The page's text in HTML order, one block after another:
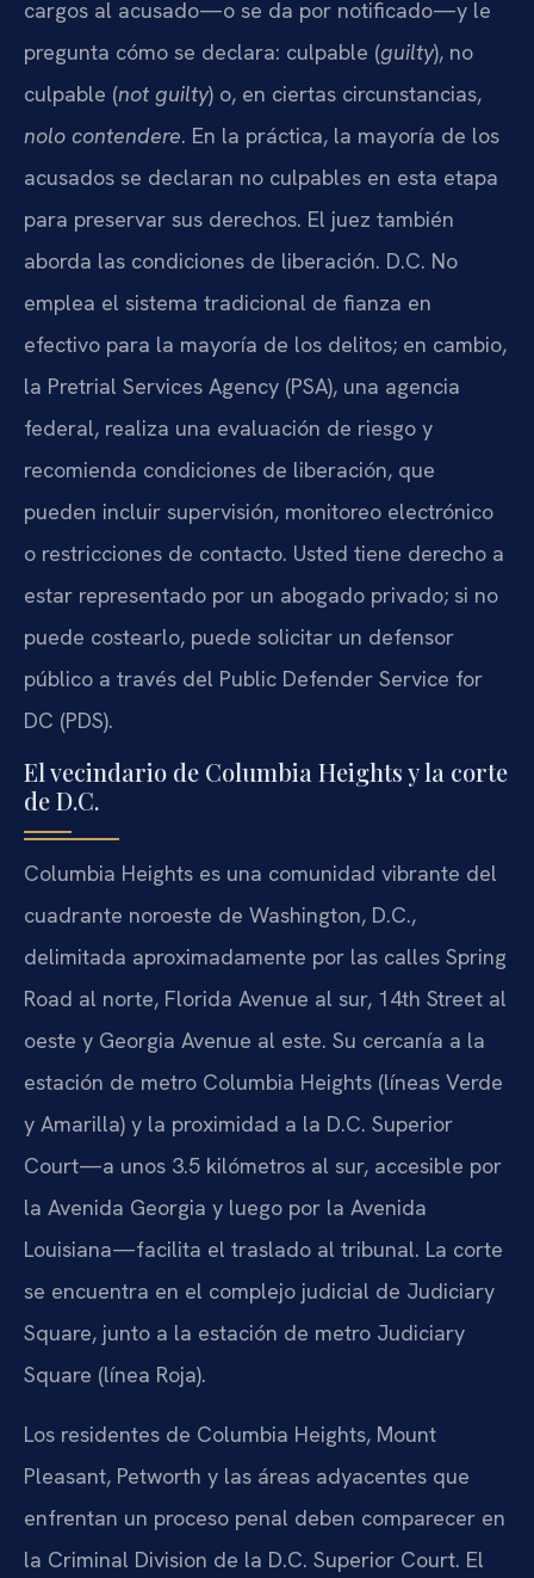
cargos al acusado—o se da por notificado—y le
pregunta cómo se declara: culpable (guilty), no
culpable (not guilty) o, en ciertas circunstancias,
nolo contendere. En la práctica, la mayoría de los
acusados se declaran no culpables en esta etapa
para preservar sus derechos. El juez también
aborda las condiciones de liberación. D.C. No
emplea el sistema tradicional de fianza en
efectivo para la mayoría de los delitos; en cambio,
la Pretrial Services Agency (PSA), una agencia
federal, realiza una evaluación de riesgo y
recomienda condiciones de liberación, que
pueden incluir supervisión, monitoreo electrónico
o restricciones de contacto. Usted tiene derecho a
estar representado por un abogado privado; si no
puede costearlo, puede solicitar un defensor
público a través del Public Defender Service for
DC (PDS).
El vecindario de Columbia Heights y la corte
de D.C.
Columbia Heights es una comunidad vibrante del
cuadrante noroeste de Washington, D.C.,
delimitada aproximadamente por las calles Spring
Road al norte, Florida Avenue al sur, 14th Street al
oeste y Georgia Avenue al este. Su cercanía a la
estación de metro Columbia Heights (líneas Verde
y Amarilla) y la proximidad a la D.C. Superior
Court—a unos 3.5 kilómetros al sur, accesible por
la Avenida Georgia y luego por la Avenida
Louisiana—facilita el traslado al tribunal. La corte
se encuentra en el complejo judicial de Judiciary
Square, junto a la estación de metro Judiciary
Square (línea Roja).
Los residentes de Columbia Heights, Mount
Pleasant, Petworth y las áreas adyacentes que
enfrentan un proceso penal deben comparecer en
la Criminal Division de la D.C. Superior Court. El